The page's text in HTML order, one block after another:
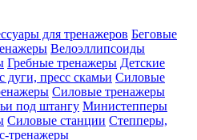
для тренажеров Беговые
Велоэллипсоиды
Гребные тренажеры Детские
дуги, пресс скамьи Силовые
Силовые тренажеры
под штангу Министепперы
Силовые станции Степперы,
тренажеры